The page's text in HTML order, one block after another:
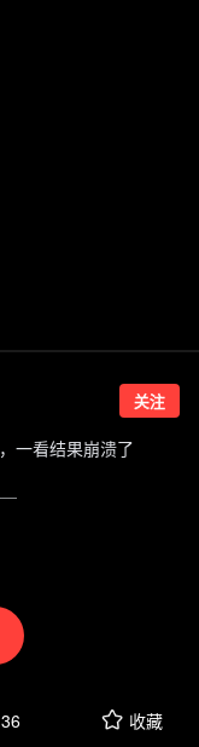
关注
一看结果崩溃了
36 收藏